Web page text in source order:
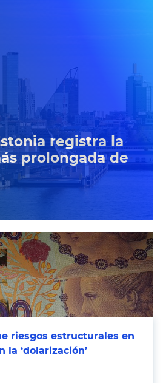
registra la
prolongada de
riesgos estructurales en
la ‘dolarización’